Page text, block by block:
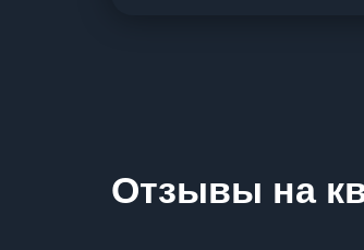
Отзывы на